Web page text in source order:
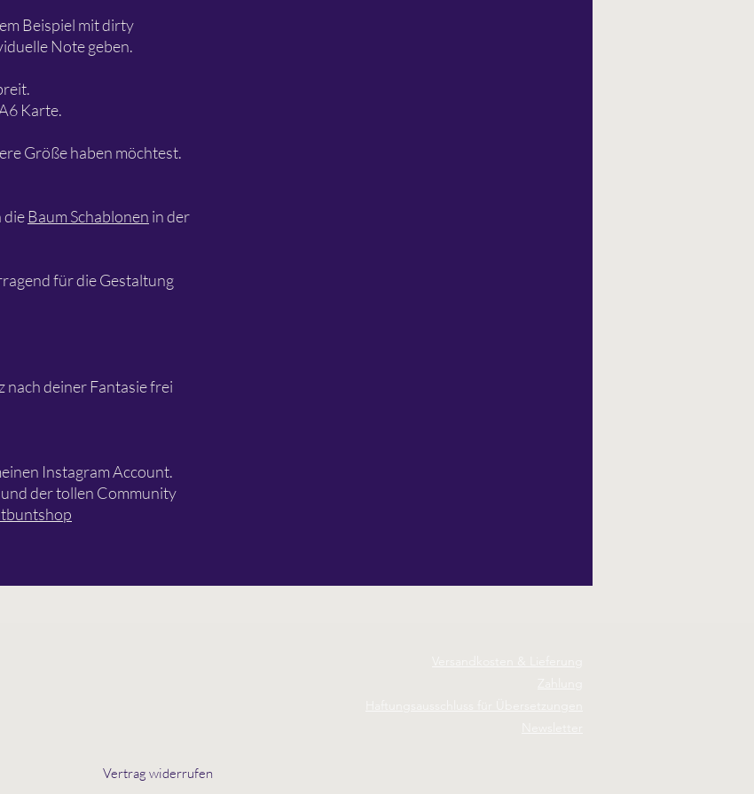
Beispiel mit dirty
Note geben.
Karte.
Größe haben möchtest.
die Baum Schablonen in der
für die Gestaltung
nach deiner Fantasie frei
Instagram Account.
der tollen Community
Vertrag widerrufen